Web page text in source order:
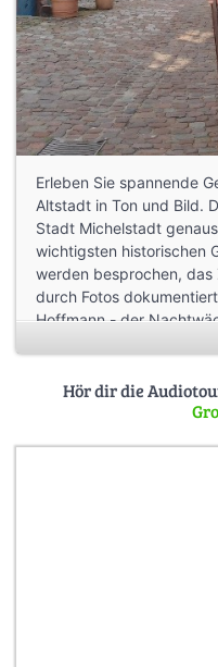
Erleben Sie spannende
Altstadt in Ton und Bild.
Stadt Michelstadt
wichtigsten historischen
werden besprochen,
durch Fotos
Hoffmann - der
Hör dir die